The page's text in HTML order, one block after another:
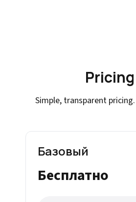
Pricing
Simple, transparent
Базовый
Бесплатно